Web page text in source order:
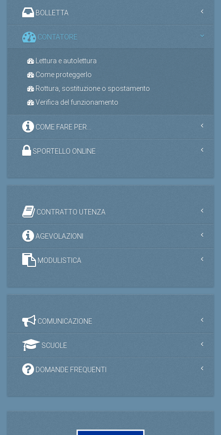
BOLLETTA
CONTATORE
Lettura e autolettura
Come proteggerlo
Rottura, sostituzione o spostamento
Verifica del funzionamento
COME FARE PER...
SPORTELLO ONLINE
CONTRATTO UTENZA
AGEVOLAZIONI
MODULISTICA
COMUNICAZIONE
SCUOLE
DOMANDE FREQUENTI